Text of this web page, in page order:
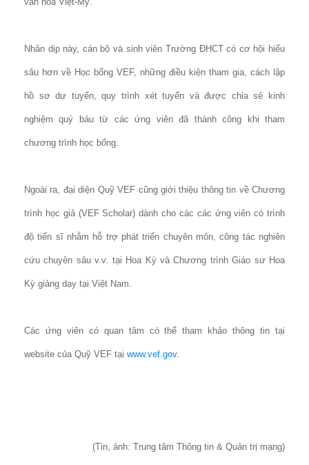
Nhân dịp này, cán bộ và sinh viên Trường ĐHCT có cơ hội hiểu
sâu hơn về Học bổng VEF, những điều kiện tham gia, cách lập
hồ sơ dự tuyển, quy trình xét tuyển và được chia sẻ kinh
nghiệm quý báu từ các ứng viên đã thành công khi tham
chương trình học bổng.
Ngoài ra, đại diện Quỹ VEF cũng giới thiệu thông tin về Chương
trình học giả (VEF Scholar) dành cho các các ứng viên có trình
độ tiến sĩ nhằm hỗ trợ phát triển chuyên môn, công tác nghiên
cứu chuyên sâu v.v. tại Hoa Kỳ và Chương trình Giáo sư Hoa
Kỳ giảng dạy tại Việt Nam.
Các ứng viên có quan tâm có thể tham khảo thông tin tại
website của Quỹ VEF tại www.vef.gov.
(Tin, ảnh: Trung tâm Thông tin & Quản trị mạng)